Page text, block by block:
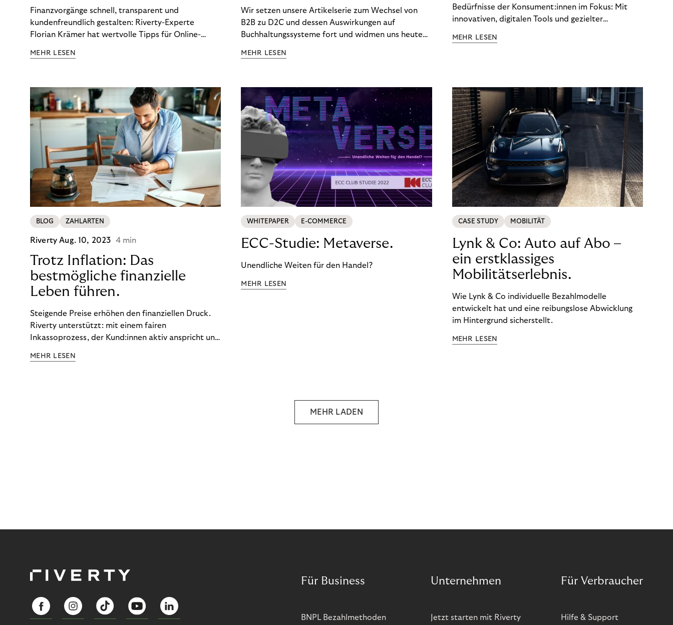
Finanzvorgänge schnell, transparent und
kundenfreundlich gestalten: Riverty-Experte
Florian Krämer hat wertvolle Tipps für Online-
möchten.
MEHR LESEN
Wir setzen unsere Artikelserie zum Wechsel von
B2B zu D2C und dessen Auswirkungen auf
Buchhaltungssysteme fort und widmen uns heute
im D2C-Bereich.
MEHR LESEN
Bedürfnisse der Konsument:innen im Fokus: Mit
innovativen, digitalen Tools und gezielter
ein Leben in finanzieller Freiheit zu führen. So
MEHR LESEN
BLOG ZAHLARTEN
RivertyAug. 10, 2023 4 min
Trotz Inflation: Das
bestmögliche finanzielle
Leben führen.
Steigende Preise erhöhen den finanziellen Druck.
Riverty unterstützt: mit einem fairen
Inkassoprozess, der Kund:innen aktiv anspricht und
Finanzbildung ermöglicht. So bleiben Menschen
MEHR LESEN
WHITEPAPER E-COMMERCE
ECC-Studie: Metaverse.
Unendliche Weiten für den Handel?
MEHR LESEN
CASE STUDY MOBILITÄT
Lynk & Co: Auto auf Abo –
ein erstklassiges
Mobilitätserlebnis.
Wie Lynk & Co individuelle Bezahlmodelle
entwickelt hat und eine reibungslose Abwicklung
im Hintergrund sicherstellt.
MEHR LESEN
MEHR LADEN
Für Business
BNPL Bezahlmethoden
Unternehmen
Jetzt starten mit Riverty
Für Verbraucher
Hilfe & Support